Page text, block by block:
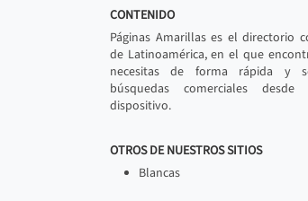
CONTENIDO
Páginas Amarillas es el directorio
de Latinoamérica, en el que
necesitas de forma rápida y
búsquedas comerciales
dispositivo.
OTROS DE NUESTROS SITIOS
Blancas